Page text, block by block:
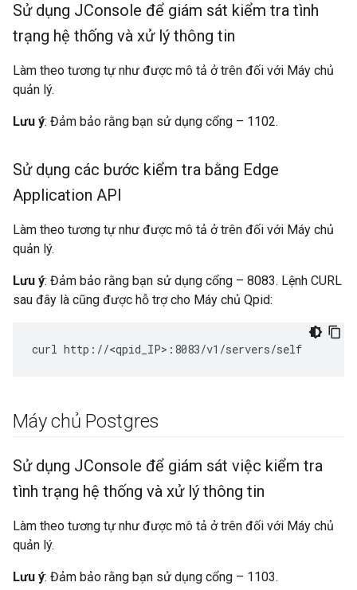
Sử dụng JConsole để giám sát kiểm tra tình
trạng hệ thống và xử lý thông tin
Làm theo tương tự như được mô tả ở trên đối với Máy chủ
quản lý.
Lưu ý: Đảm bảo rằng bạn sử dụng cổng – 1102.
Sử dụng các bước kiểm tra bằng Edge
Application API
Làm theo tương tự như được mô tả ở trên đối với Máy chủ
quản lý.
Lưu ý: Đảm bảo rằng bạn sử dụng cổng – 8083. Lệnh CURL
sau đây là cũng được hỗ trợ cho Máy chủ Qpid:
curl http://<qpid_IP>:8083/v1/servers/self
Máy chủ Postgres
Sử dụng JConsole để giám sát việc kiểm tra
tình trạng hệ thống và xử lý thông tin
Làm theo tương tự như được mô tả ở trên đối với Máy chủ
quản lý.
Lưu ý: Đảm bảo rằng bạn sử dụng cổng – 1103.